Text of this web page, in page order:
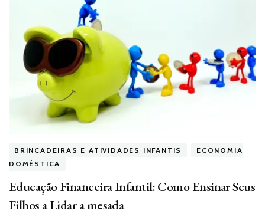
BRINCADEIRAS E ATIVIDADES INFANTIS
ECONOMIA
DOMÉSTICA
Educação Financeira Infantil: Como Ensinar Seus
Filhos a Lidar a mesada